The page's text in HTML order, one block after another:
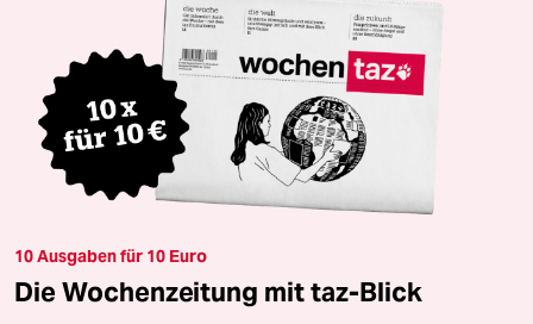
10 Ausgaben für 10 Euro
Die Wochenzeitung mit taz-Blick